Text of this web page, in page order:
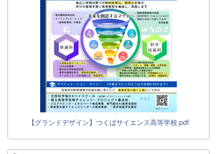
【グランドデザイン】つくばサイエンス高等学校.pdf